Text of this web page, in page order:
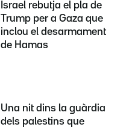
Israel rebutja el pla de
Trump per a Gaza que
inclou el desarmament
de Hamas
Una nit dins la guàrdia
dels palestins que